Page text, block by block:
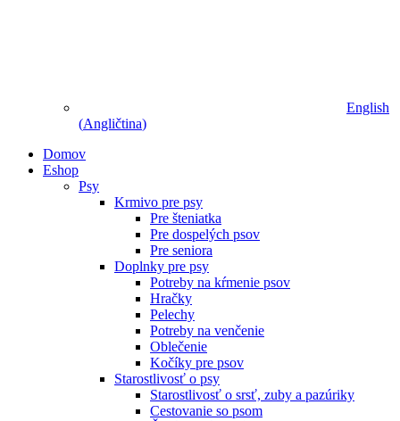
English
(Angličtina)
Domov
Eshop
Psy
Krmivo pre psy
Pre šteniatka
Pre dospelých psov
Pre seniora
Doplnky pre psy
Potreby na kŕmenie psov
Hračky
Pelechy
Potreby na venčenie
Oblečenie
Kočíky pre psov
Starostlivosť o psy
Starostlivosť o srsť, zuby a pazúriky
Cestovanie so psom